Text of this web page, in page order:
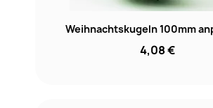
Weihnachtskugeln 100mm
4,08 €